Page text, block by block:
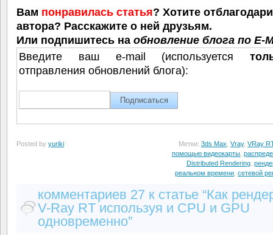
Вам понравилась статья? Хотите
автора? Расскажите о ней друзьям.
Или подпишитесь на обновление блога по E-
Введите ваш e-mail (используется
отправления обновлений блога):
Posted by yuriki Метки: 3ds Max Vray, VRay
помощью видеокарты
Distributed Rendering
реальном времени сетевой
комментариев 27 к статье “Как
V-Ray RT используя и CPU и GPU
одновременно”